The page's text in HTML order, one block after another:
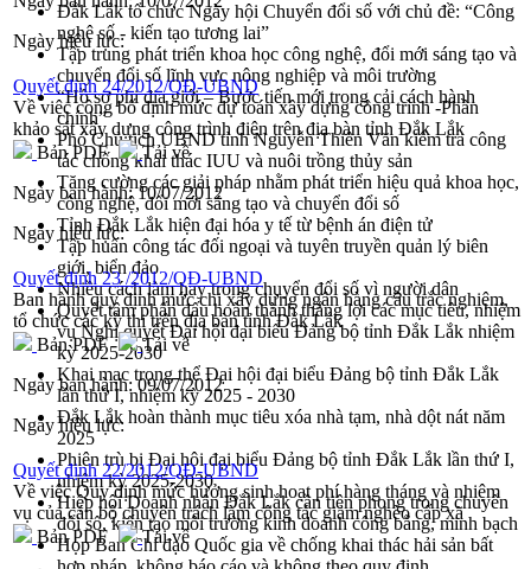
Đắk Lắk tổ chức Ngày hội Chuyển đổi số với chủ đề: “Công
nghệ số - kiến tạo tương lai”
Tập trung phát triển khoa học công nghệ, đổi mới sáng tạo và
chuyển đổi số lĩnh vực nông nghiệp và môi trường
“Hồ sơ phi địa giới – Bước tiến mới trong cải cách hành
chính”
Phó Chủ tịch UBND tỉnh Nguyễn Thiên Văn kiểm tra công
tác chống khai thác IUU và nuôi trồng thủy sản
Tăng cường các giải pháp nhằm phát triển hiệu quả khoa học,
công nghệ, đổi mới sáng tạo và chuyển đổi số
Tỉnh Đắk Lắk hiện đại hóa y tế từ bệnh án điện tử
Tập huấn công tác đối ngoại và tuyên truyền quản lý biên
giới, biển đảo
Nhiều cách làm hay trong chuyển đổi số vì người dân
Quyết tâm phấn đấu hoàn thành thắng lợi các mục tiêu, nhiệm
vụ Nghị quyết Đại hội đại biểu Đảng bộ tỉnh Đắk Lắk nhiệm
kỳ 2025-2030
Khai mạc trọng thể Đại hội đại biểu Đảng bộ tỉnh Đắk Lắk
lần thứ I, nhiệm kỳ 2025 - 2030
Đắk Lắk hoàn thành mục tiêu xóa nhà tạm, nhà dột nát năm
2025
Phiên trù bị Đại hội đại biểu Đảng bộ tỉnh Đắk Lắk lần thứ I,
nhiệm kỳ 2025-2030
Hiệp hội Doanh nhân Đắk Lắk cần tiên phong trong chuyển
đổi số, kiến tạo môi trường kinh doanh công bằng, minh bạch
Họp Ban Chỉ đạo Quốc gia về chống khai thác hải sản bất
Ngày hiệu lực:
Quyết định 24/2012/QĐ-UBND
Về việc công bố định mức dự toán xây dựng công trình -Phần
khảo sát xây dựng công trình điện trên địa bàn tỉnh Đắk Lắk
Bản PDF
Tải về
Ngày ban hành:10/07/2012
Ngày hiệu lực:
Quyết định 23 /2012/QĐ-UBND
Ban hành quy định mức chi xây dựng ngân hàng câu trắc nghiệm,
tổ chức các kỳ thi trên địa bàn tỉnh Đắk Lắk
Bản PDF
Tải về
Ngày ban hành:09/07/2012
Ngày hiệu lực:
Quyết định 22/2012/QĐ-UBND
Về việc Quy định mức hưởng sinh hoạt phí hàng tháng và nhiệm
vụ của cán bộ chuyên trách làm công tác giảm nghèo cấp xã
Bản PDF
Tải về